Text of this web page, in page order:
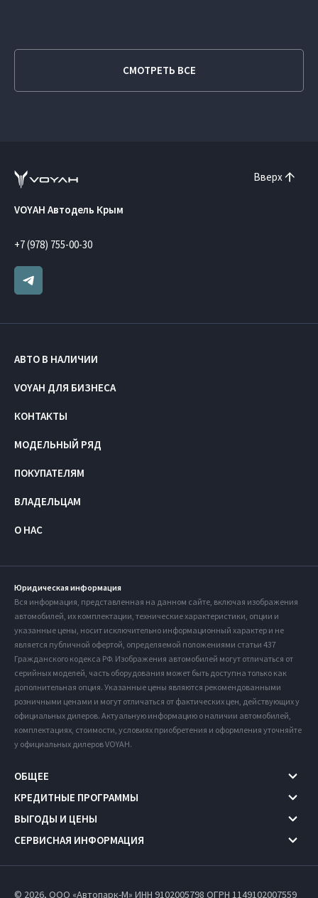
СМОТРЕТЬ ВСЕ
Вверх
VOYAH Автодель Крым
+7 (978) 755-00-30
АВТО В НАЛИЧИИ
VOYAH ДЛЯ БИЗНЕСА
КОНТАКТЫ
МОДЕЛЬНЫЙ РЯД
ПОКУПАТЕЛЯМ
ВЛАДЕЛЬЦАМ
О НАС
Юридическая информация
Вся информация, представленная на данном сайте, включая изображения
автомобилей, их комплектации, технические характеристики, опции и
указанные цены, носит исключительно информационный характер и не
является публичной офертой, определяемой положениями статьи 437
Гражданского кодекса РФ. Изображения автомобилей могут отличаться от
серийных моделей, часть оборудования может быть доступна только как
дополнительная опция. Указанные цены являются рекомендованными
розничными ценами и могут отличаться от фактических цен, действующих у
официальных дилеров. Актуальную информацию о наличии автомобилей,
комплектациях, стоимости, условиях приобретения и оформления уточняйте
у официальных дилеров VOYAH.
ОБЩЕЕ
КРЕДИТНЫЕ ПРОГРАММЫ
ВЫГОДЫ И ЦЕНЫ
СЕРВИСНАЯ ИНФОРМАЦИЯ
© 2026, ООО «Автопарк-М» ИНН 9102005798 ОГРН 1149102007559